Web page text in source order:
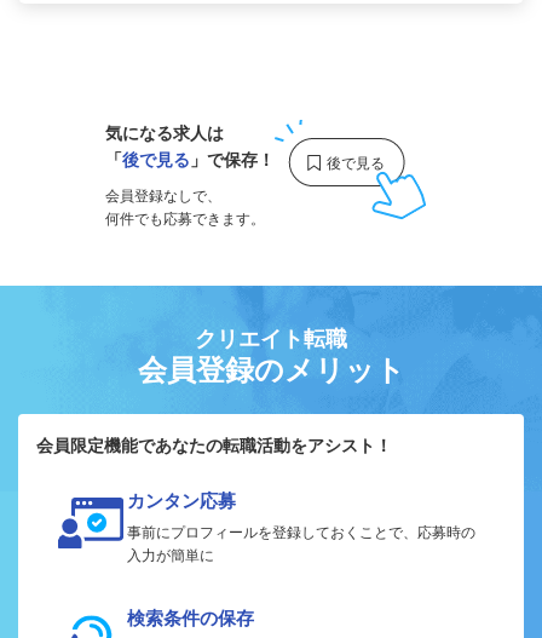
気になる求人は
「後で見る 」で保存！
会員登録なしで、
何件でも応募できます。
クリエイト転職
会員登録のメリット
会員限定機能であなたの転職活動をアシスト！
カンタン応募
事前にプロフィールを登録しておくことで、応募時の
入力が簡単に
検索条件の保存